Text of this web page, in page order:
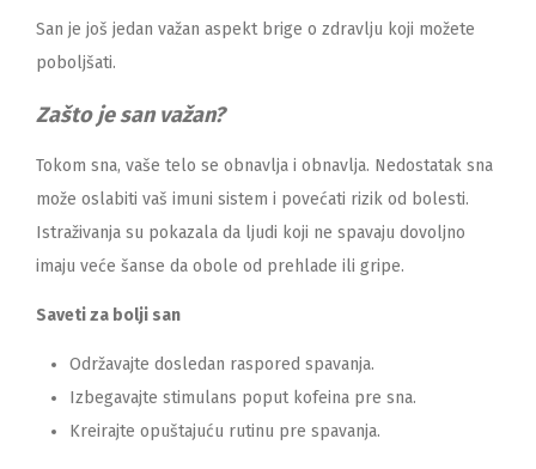
San je još jedan važan aspekt brige o zdravlju koji možete
poboljšati.
Zašto je san važan?
Tokom sna, vaše telo se obnavlja i obnavlja. Nedostatak sna
može oslabiti vaš imuni sistem i povećati rizik od bolesti.
Istraživanja su pokazala da ljudi koji ne spavaju dovoljno
imaju veće šanse da obole od prehlade ili gripe.
Saveti za bolji san
Održavajte dosledan raspored spavanja.
Izbegavajte stimulans poput kofeina pre sna.
Kreirajte opuštajuću rutinu pre spavanja.